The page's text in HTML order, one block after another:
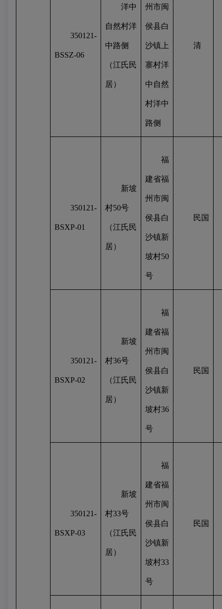
350121-
BSSZ-06
洋中
自然村洋
中路侧
（江氏民
居）
州市闽
侯县白
沙镇上
寨村洋
中自然
村洋中
路侧
清
350121-
BSXP-01
新坡
村50号
（江氏民
居）
福
建省福
州市闽
侯县白
沙镇新
坡村50
号
民国
350121-
BSXP-02
新坡
村36号
（江氏民
居）
福
建省福
州市闽
侯县白
沙镇新
坡村36
号
民国
350121-
BSXP-03
新坡
村33号
（江氏民
居）
福
建省福
州市闽
侯县白
沙镇新
坡村33
号
民国